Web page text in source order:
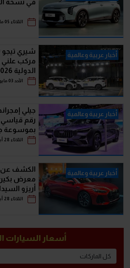
في نسخة
الثلاثاء 05 مايو 2026
أخبار عربية وعالمية
مركب علني
الدولية 2026
الأحد 03 مايو 2026
أخبار عربية وعالمية
رقم
بموسوعة
الثلاثاء 28 أبريل 2026
أخبار عربية وعالمية
معرض
أريزو
الثلاثاء 28 أبريل 2026
أسعار السيارات
كل الماركات